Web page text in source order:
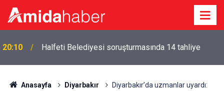
19:11
Amedspor’un yeni transferleri Diyarbakır’a kebapla
‘merhaba’ dedi
Anasayfa Diyarbakır
Diyarbakır’da uzmanlar uyardı: